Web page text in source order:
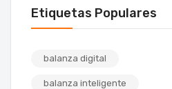
Etiquetas Populares
balanza digital
balanza inteligente